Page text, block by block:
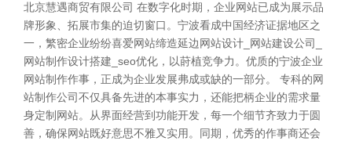
北京慧遇商贸有限公司 在数字化时期，企业网站已成为展示品
牌形象、拓展市集的迫切窗口。宁波看成中国经济证据地区之
一，繁密企业纷纷喜爱网站缔造延边网站设计_网站建设公司_
网站制作设计搭建_seo优化，以莳植竞争力。优质的宁波企业
网站制作作事，正成为企业发展弗成或缺的一部分。 专科的网
站制作公司不仅具备先进的本事实力，还能把柄企业的需求量
身定制网站。从界面经营到功能开发，每一个细节齐致力于圆
善，确保网站既好意思不雅又实用。同期，优秀的作事商还会